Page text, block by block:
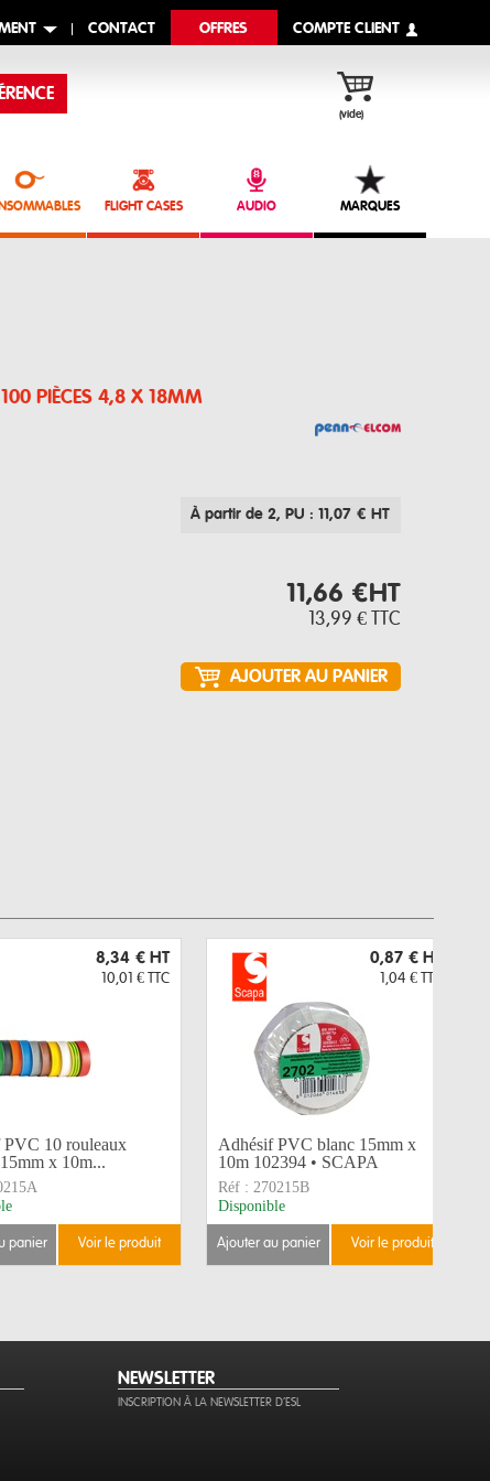
CONTACT OFFRES COMPTE CLIENT
(vide)
FLIGHT CASES AUDIO MARQUES
100 PIÈCES 4,8 X 18MM
À partir de 2, PU : 11,07 € HT
11,66 €HT
13,99 € TTC
8,34 € HT
10,01 € TTC
PVC 10 rouleaux
x 10m...
panier voir le produit
0,87 € HT
1,04 € TTC
Adhésif PVC blanc 15mm x
10m 102394 • SCAPA
Réf : 270215B
Disponible
ajouter au panier voir le produit
NEWSLETTER
INSCRIPTION À LA NEWSLETTER D'ESL